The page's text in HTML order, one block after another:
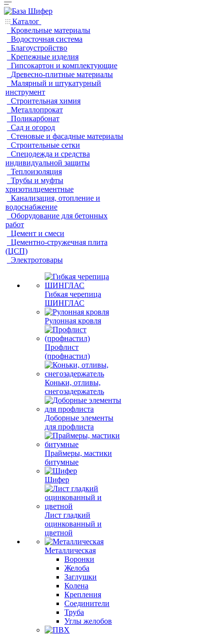
Каталог
Кровельные материалы
Водосточная система
Благоустройство
Крепежные изделия
Гипсокартон и комплектующие
Древесно-плитные материалы
Малярный и штукатурный
инструмент
Строительная химия
Металлопрокат
Поликарбонат
Сад и огород
Стеновые и фасадные материалы
Строительные сетки
Спецодежда и средства
индивидуальной защиты
Теплоизоляция
Трубы и муфты
хризотилцементные
Канализация, отопление и
водоснабжение
Оборудование для бетонных
работ
Цемент и смеси
Цементно-стружечная плита
(ЦСП)
Электротовары
Гибкая черепица
ШИНГЛАС
Рулонная кровля
Профлист
(профнастил)
Коньки, отливы,
снегозадержатель
Доборные элементы
для профлиста
Праймеры, мастики
битумные
Шифер
Лист гладкий
оцинкованный и
цветной
Металлическая
Воронки
Желоба
Заглушки
Колена
Крепления
Соединители
Труба
Углы желобов